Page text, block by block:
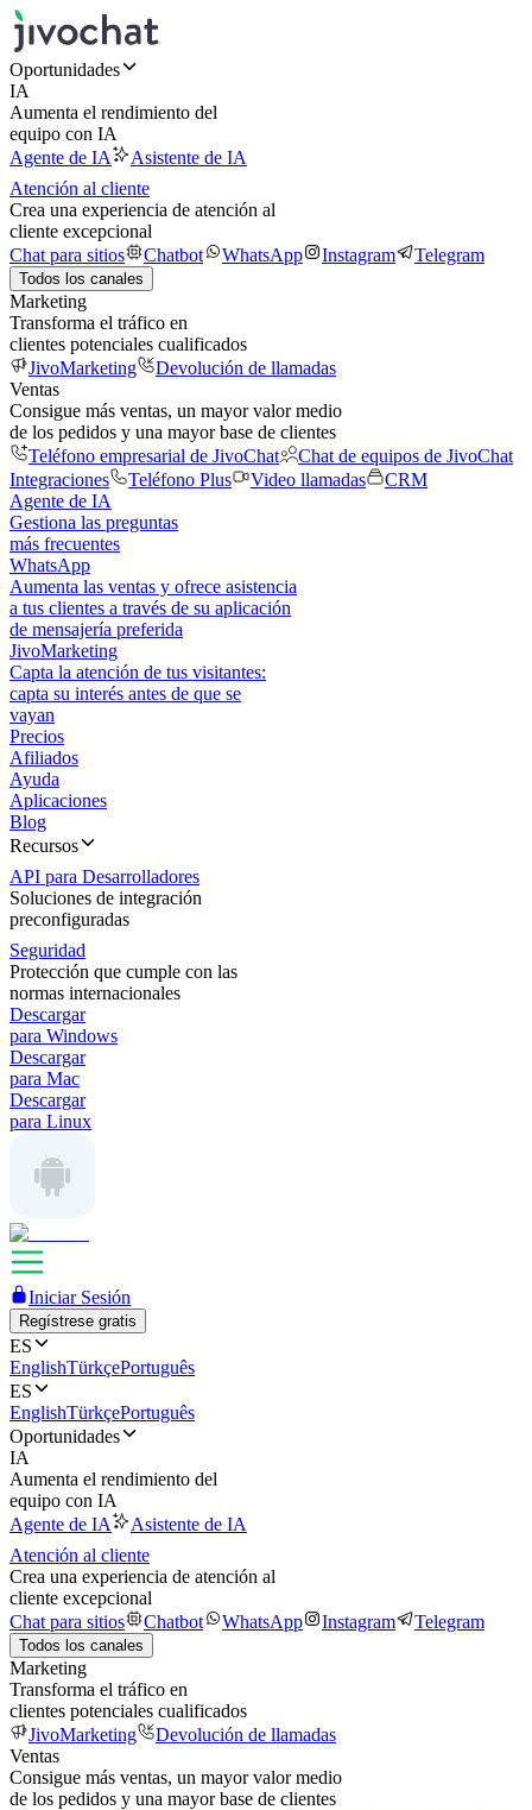
Oportunidades
IA
Aumenta el rendimiento del
equipo con IA
Agente de IA
Asistente de IA
Atención al cliente
Crea una experiencia de atención al
cliente excepcional
Chat para sitios
Chatbot WhatsApp Instagram Telegram
Todos los canales
Marketing
Transforma el tráfico en
clientes potenciales cualificados
JivoMarketing
Devolución de llamadas
Ventas
Consigue más ventas, un mayor valor medio
de los pedidos y una mayor base de clientes
Teléfono empresarial de JivoChat
Chat de equipos de JivoChat
Integraciones
Teléfono Plus Video llamadas
CRM
Agente de IA
Gestiona las preguntas
más frecuentes
WhatsApp
Aumenta las ventas y ofrece asistencia
a tus clientes a través de su aplicación
de mensajería preferida
JivoMarketing
Capta la atención de tus visitantes:
capta su interés antes de que se
vayan
Precios
Afiliados
Ayuda
Aplicaciones
Blog
Recursos
API para Desarrolladores
Soluciones de integración
preconfiguradas
Seguridad
Protección que cumple con las
normas internacionales
Descargar
para Windows
Descargar
para Mac
Descargar
para Linux
Iniciar Sesión
Regístrese gratis
ES
EnglishTürkçePortuguês
ES
EnglishTürkçePortuguês
Oportunidades
IA
Aumenta el rendimiento del
equipo con IA
Agente de IA
Asistente de IA
Atención al cliente
Crea una experiencia de atención al
cliente excepcional
Chat para sitios
Chatbot WhatsApp Instagram Telegram
Todos los canales
Marketing
Transforma el tráfico en
clientes potenciales cualificados
JivoMarketing
Devolución de llamadas
Ventas
Consigue más ventas, un mayor valor medio
de los pedidos y una mayor base de clientes